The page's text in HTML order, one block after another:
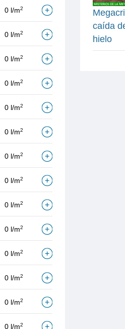
0 l/m2
0 l/m2
0 l/m2
0 l/m2
0 l/m2
0 l/m2
0 l/m2
0 l/m2
0 l/m2
0 l/m2
0 l/m2
0 l/m2
0 l/m2
0 l/m2
caída
hielo